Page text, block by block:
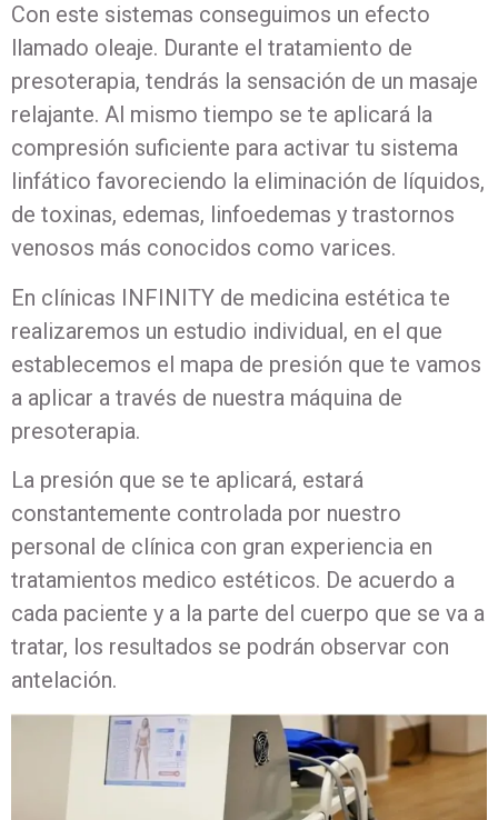
Con este sistemas conseguimos un efecto
llamado oleaje. Durante el tratamiento de
presoterapia, tendrás la sensación de un masaje
relajante. Al mismo tiempo se te aplicará la
compresión suficiente para activar tu sistema
linfático favoreciendo la eliminación de líquidos,
de toxinas, edemas, linfoedemas y trastornos
venosos más conocidos como varices.
En clínicas INFINITY de medicina estética te
realizaremos un estudio individual, en el que
establecemos el mapa de presión que te vamos
a aplicar a través de nuestra máquina de
presoterapia.
La presión que se te aplicará, estará
constantemente controlada por nuestro
personal de clínica con gran experiencia en
tratamientos medico estéticos. De acuerdo a
cada paciente y a la parte del cuerpo que se va a
tratar, los resultados se podrán observar con
antelación.